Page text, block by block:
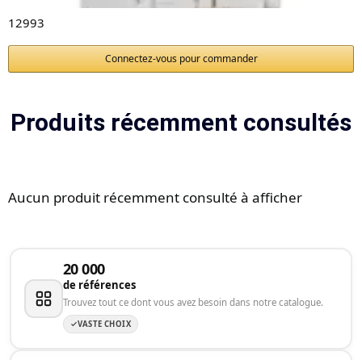
12993
Connectez-vous pour commander
Produits récemment consultés
Aucun produit récemment consulté à afficher
20 000
de références
Trouvez tout ce dont vous avez besoin dans notre catalogue.
VASTE CHOIX